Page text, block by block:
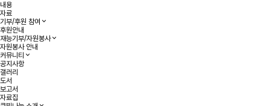
내용
자료
기부/후원 참여
후원안내
재능기부/자원봉사
자원봉사 안내
커뮤니티
공지사항
갤러리
도서
보고서
자료집